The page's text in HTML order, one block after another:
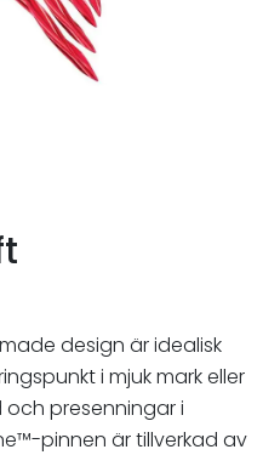
design är idealisk
i mjuk mark eller
presenningar i
pinnen är tillverkad av